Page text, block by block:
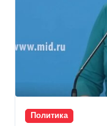
Политика